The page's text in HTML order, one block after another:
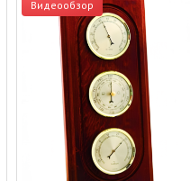
Видеообзор